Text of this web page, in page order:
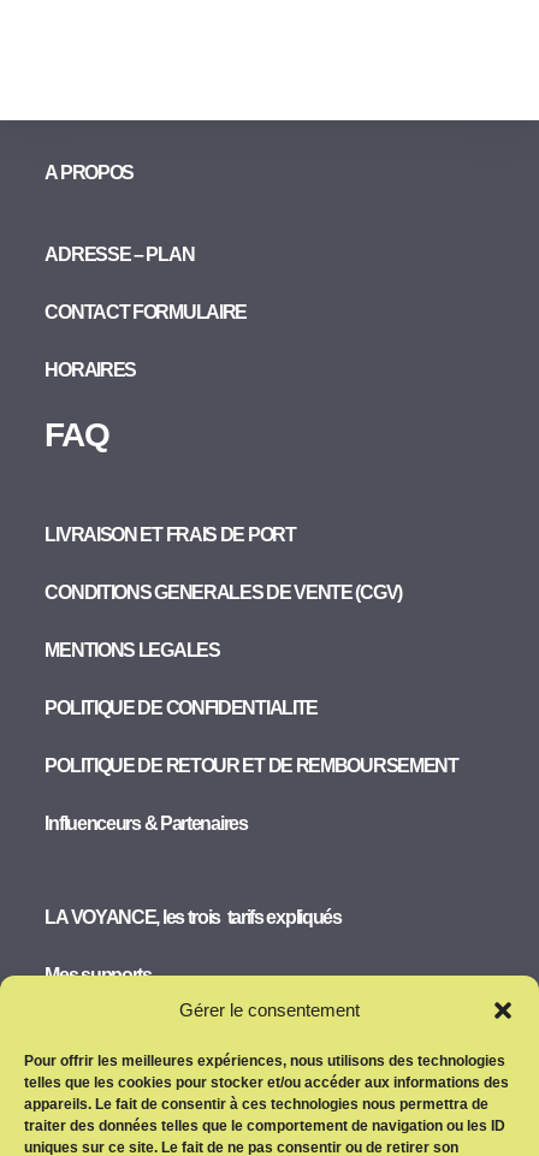
Gérer le consentement
Pour offrir les meilleures expériences, nous utilisons des technologies
telles que les cookies pour stocker et/ou accéder aux informations des
appareils. Le fait de consentir à ces technologies nous permettra de
traiter des données telles que le comportement de navigation ou les ID
uniques sur ce site. Le fait de ne pas consentir ou de retirer son
A PROPOS
ADRESSE – PLAN
CONTACT FORMULAIRE
HORAIRES
FAQ
LIVRAISON ET FRAIS DE PORT
CONDITIONS GENERALES DE VENTE (CGV)
MENTIONS LEGALES
POLITIQUE DE CONFIDENTIALITE
POLITIQUE DE RETOUR ET DE REMBOURSEMENT
Influenceurs & Partenaires
LA VOYANCE, les trois tarifs expliqués
Mes supports
Politique d’affiliation. Ce site utilise des liens d’affiliation. En
savoir plus..